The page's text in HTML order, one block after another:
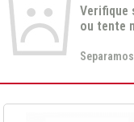
Verifique
ou tente